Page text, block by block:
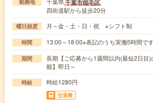
勤務地 千葉市稲毛区
四街道駅から徒歩20分
曜日頻度 月～金・土・日・祝 ※シフト制
時間 13:00～18:00※表記のうち実働5時間です
期間
長期【ご応募から1週間以内(最短2日目
能】即日～
時給 時給1280円
交通費